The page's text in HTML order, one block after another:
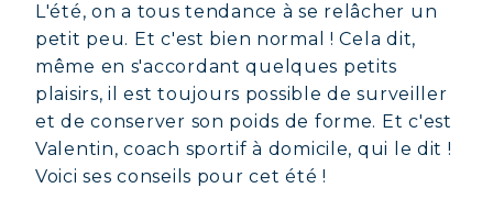
L'été, on a tous tendance à se relâcher un
petit peu. Et c'est bien normal ! Cela dit,
même en s'accordant quelques petits
plaisirs, il est toujours possible de surveiller
et de conserver son poids de forme. Et c'est
Valentin, coach sportif à domicile, qui le dit !
Voici ses conseils pour cet été !